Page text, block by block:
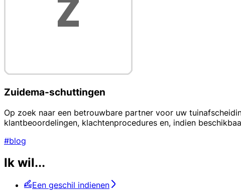
Zuidema-schuttingen
Op zoek naar een betrouwbare partner voor uw
klantbeoordelingen, klachtenprocedures en, indien
#blog
Ik wil...
Een geschil indienen